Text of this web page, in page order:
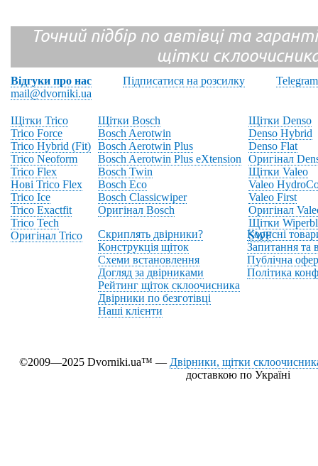
Точний підбір по автівці та
щітки
Відгуки про нас Підписатися на розсилку
Telegram
mail@dvorniki.ua
Щітки Trico
Trico Force
Trico Hybrid (Fit)
Trico Neoform
Trico Flex
Нові Trico Flex
Trico Ice
Trico Exactfit
Trico Tech
Оригінал Trico
Щітки Bosch
Bosch Aerotwin
Bosch Aerotwin Plus
Bosch Aerotwin Plus eXtension
Bosch Twin
Bosch Eco
Bosch Classicwiper
Оригінал Bosch
Щітки Denso
Denso Hybrid
Denso Flat
Оригінал
Щітки Valeo
Valeo
Valeo First
Оригінал
Щітки
SWF
Скриплять двірники?
Конструкція щіток
Схеми встановлення
Догляд за двірниками
Рейтинг щіток склоочисника
Двірники по безготівці
Наші клієнти
Корисні
Запитання та
Публічна
Політика
©2009—2025 Dvorniki.ua™ — Двірники, щітки
доставкою по Україні